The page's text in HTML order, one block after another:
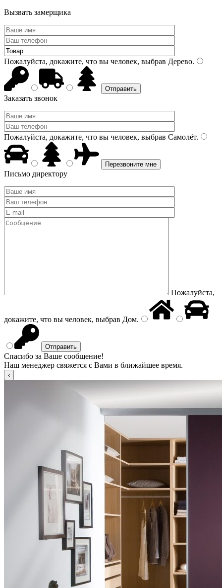
Вызвать замерщика
Пожалуйста, докажите, что вы человек, выбрав Дерево.
Заказать звонок
Пожалуйста, докажите, что вы человек, выбрав Самолёт.
Письмо директору
Пожалуйста,
докажите, что вы человек, выбрав Дом.
Спасибо за Ваше сообщение!
Наш менеджер свяжется с Вами в ближайшее время.